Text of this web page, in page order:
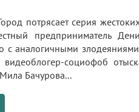
потрясает серия
предприниматель
с аналогичными
социофоб
Бачурова...